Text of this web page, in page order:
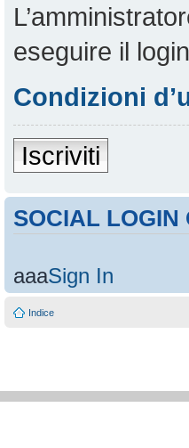
eseguire il
Condizioni
Iscriviti
SOCIAL LOGIN
aaaSign In
Indice